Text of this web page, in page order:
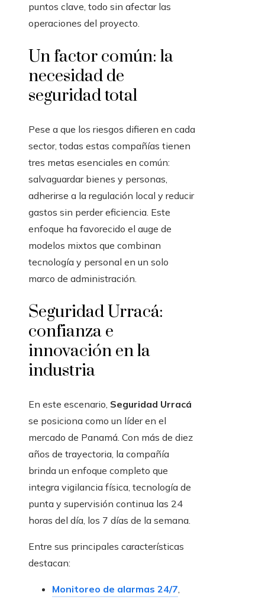
puntos clave, todo sin afectar las
operaciones del proyecto.
Un factor común: la
necesidad de
seguridad total
Pese a que los riesgos difieren en cada
sector, todas estas compañías tienen
tres metas esenciales en común:
salvaguardar bienes y personas,
adherirse a la regulación local y reducir
gastos sin perder eficiencia. Este
enfoque ha favorecido el auge de
modelos mixtos que combinan
tecnología y personal en un solo
marco de administración.
Seguridad Urracá:
confianza e
innovación en la
industria
En este escenario, Seguridad Urracá
se posiciona como un líder en el
mercado de Panamá. Con más de diez
años de trayectoria, la compañía
brinda un enfoque completo que
integra vigilancia física, tecnología de
punta y supervisión continua las 24
horas del día, los 7 días de la semana.
Entre sus principales características
destacan:
Monitoreo de alarmas 24/7,